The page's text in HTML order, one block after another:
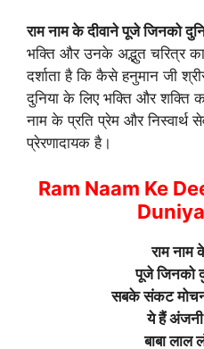
राम नाम के दीवाने पूजे जिनको
भक्ति और उनके अद्भुत चरित्र
दर्शाता है कि कैसे हनुमान जी
दुनिया के लिए भक्ति और शक्ति
नाम के प्रति प्रेम और निस्वार्थ
प्रेरणादायक है।
Ram Naam Ke
राम नाम
पूजे जिनको
सबके संकट मोचन
ये हैं अंजनी
बाबा लाल